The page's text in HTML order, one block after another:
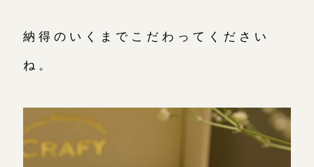
納得のいくまでこだわってください
ね。